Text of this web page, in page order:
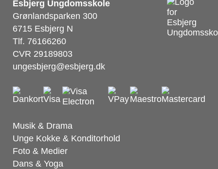
Esbjerg Ungdomsskole
Grønlandsparken 300
6715 Esbjerg N
Tlf. 76166260
CVR 29189803
ungesbjerg@esbjerg.dk
Musik & Drama
Unge Kokke & Konditorhold
Foto & Medier
Dans & Yoga